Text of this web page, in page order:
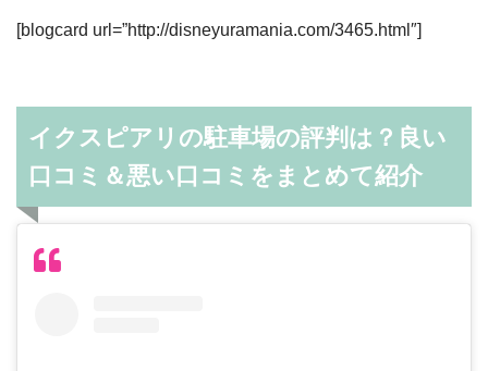
[blogcard url=”http://disneyuramania.com/3465.html″]
イクスピアリの駐車場の評判は？良い
口コミ＆悪い口コミをまとめて紹介